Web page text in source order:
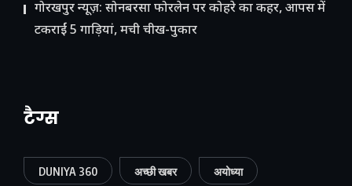
गोरखपुर न्यूज़: सोनबरसा फोरलेन पर कोहरे का कहर, आपस में
टकराईं 5 गाड़ियां, मची चीख-पुकार
टैग्स
DUNIYA 360 अच्छी खबर अयोध्या